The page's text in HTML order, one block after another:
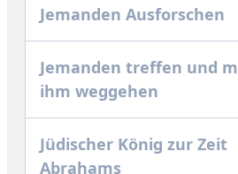
Jemanden Ausforschen
Jemanden treffen und
ihm weggehen
Jüdischer König zur Zeit
Abrahams